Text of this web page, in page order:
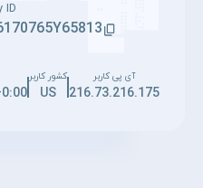
ID
آی پی کاربر
216.73.216.175
کشور کاربر
US